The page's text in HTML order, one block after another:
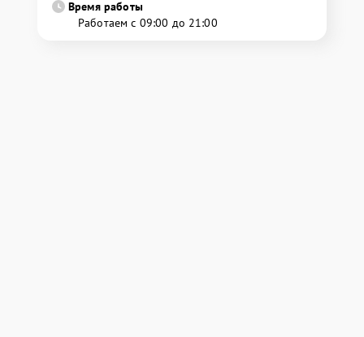
Время работы
Работаем с 09:00 до 21:00